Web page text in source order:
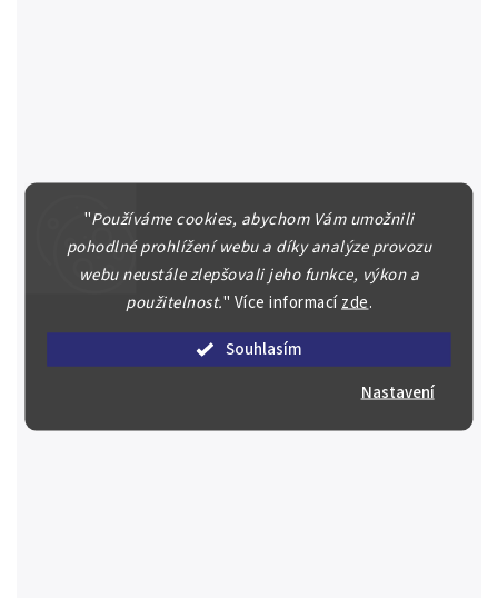
"Používáme cookies, abychom Vám umožnili
pohodlné prohlížení webu a díky analýze provozu
webu neustále zlepšovali jeho funkce, výkon a
použitelnost." Více informacízde.
Souhlasím
Nastavení
Septimius Severus, Denár, RIC. 131
3 500 Kč
Septimius Severus (193 - 211) Denarius, Roma, 199, Rv:
IOVI PROPVGNATORI, Jupiter kráčející doprava vrhající
blesk, druhou ruku má zahalenou, RIC.131, RSC.243
Skladem (1 ks)